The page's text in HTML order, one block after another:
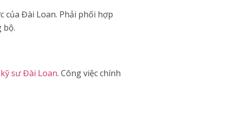
của Đài Loan. Phải phối hợp
bộ.
kỹ sư Đài Loan. Công việc chính